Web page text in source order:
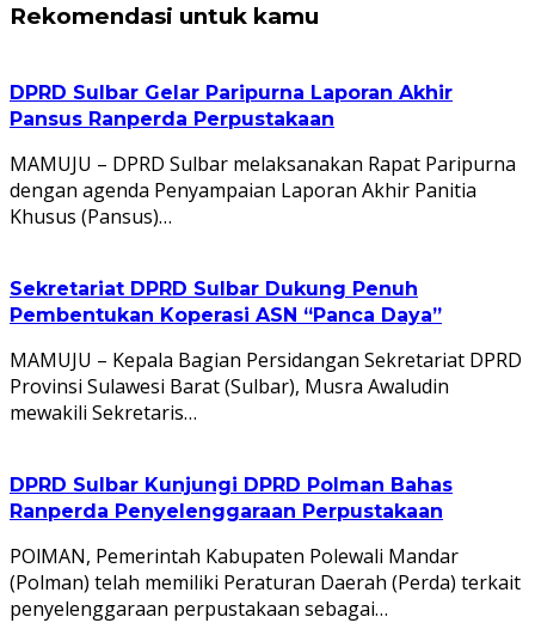
Rekomendasi untuk kamu
DPRD Sulbar Gelar Paripurna Laporan Akhir
Pansus Ranperda Perpustakaan
MAMUJU – DPRD Sulbar melaksanakan Rapat Paripurna
dengan agenda Penyampaian Laporan Akhir Panitia
Khusus (Pansus)…
Sekretariat DPRD Sulbar Dukung Penuh
Pembentukan Koperasi ASN “Panca Daya”
MAMUJU – Kepala Bagian Persidangan Sekretariat DPRD
Provinsi Sulawesi Barat (Sulbar), Musra Awaludin
mewakili Sekretaris…
DPRD Sulbar Kunjungi DPRD Polman Bahas
Ranperda Penyelenggaraan Perpustakaan
POlMAN, Pemerintah Kabupaten Polewali Mandar
(Polman) telah memiliki Peraturan Daerah (Perda) terkait
penyelenggaraan perpustakaan sebagai…